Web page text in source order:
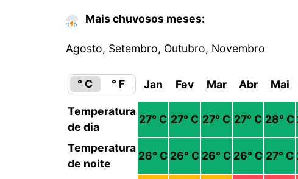
Mais chuvosos meses:
Agosto, Setembro, Outubro, Novembro
° C ° F Jan Fev Mar Abr Mai
Temperatura
de dia
27° C 27° C 27° C 27° C 28° C
Temperatura
de noite
26° C 26° C 26° C 26° C 27° C